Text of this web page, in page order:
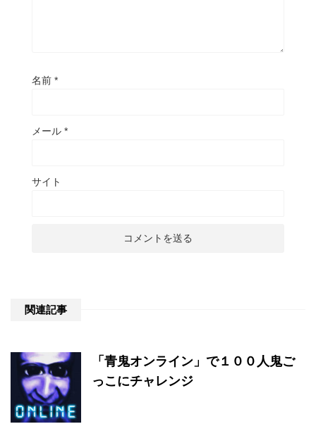
名前 *
メール *
サイト
関連記事
「青鬼オンライン」で１００人鬼ご
っこにチャレンジ